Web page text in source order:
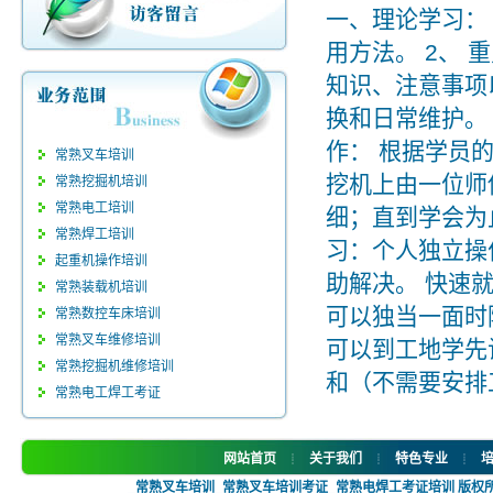
常熟叉车培训
常熟挖掘机培训
常熟电工培训
常熟焊工培训
起重机操作培训
常熟装载机培训
常熟数控车床培训
常熟叉车维修培训
常熟挖掘机维修培训
常熟电工焊工考证
一、理论学习
用方法。 2、
知识、注意事
换和日常维护
作： 根据学员
挖机上由一位
细；直到学会
习：个人独立
助解决。 快速
可以独当一面
可以到工地学
和（不需要安
网站首页 ┊ 关于我们 ┊ 特色专业 ┊
_常熟叉车培训_常熟叉车培训考证_常熟电焊工考证培训 版权